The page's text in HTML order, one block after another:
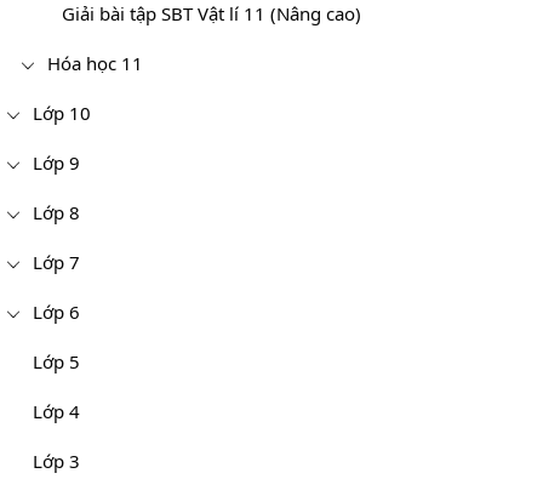
Giải bài tập SBT Vật lí 11 (Nâng cao)
Hóa học 11
Lớp 10
Lớp 9
Lớp 8
Lớp 7
Lớp 6
Lớp 5
Lớp 4
Lớp 3